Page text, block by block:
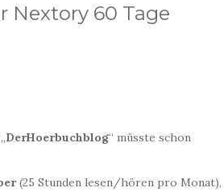
Nextory 60 Tage
DerHoerbuchblog“ müsste schon
(25 Stunden lesen/hören pro Monat),